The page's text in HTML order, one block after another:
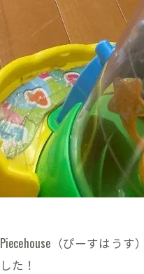
（ぴーすはうす
た！